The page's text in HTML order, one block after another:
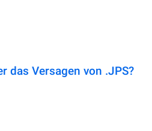
das Versagen von .JPS?